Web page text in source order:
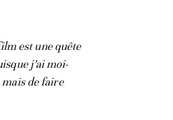
est une quête
j’ai moi-
de faire